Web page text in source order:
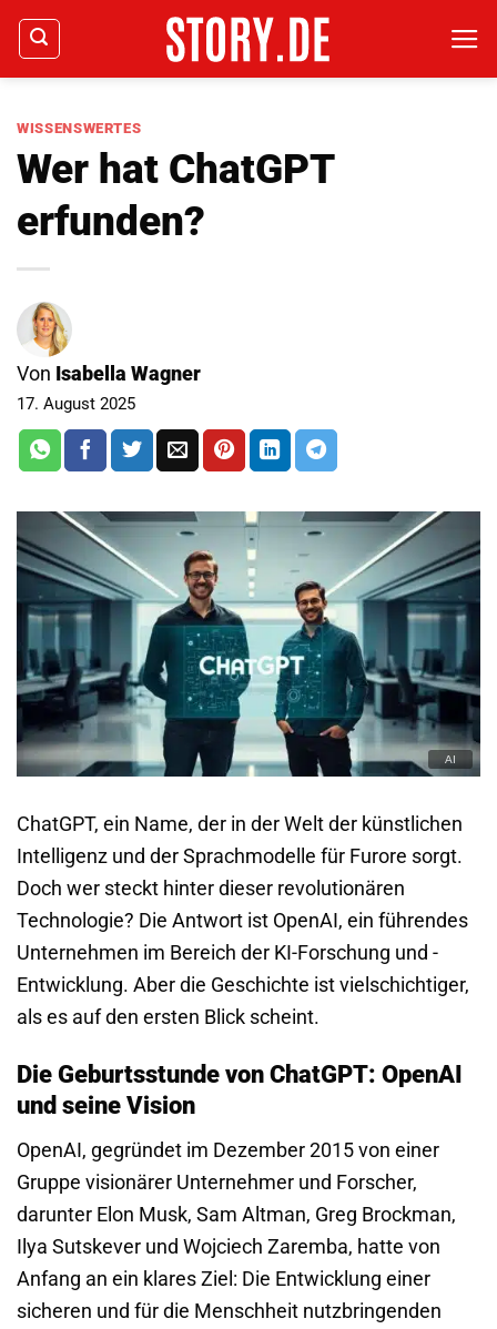
Zum
Inhalt
springen
WISSENSWERTES
Wer hat ChatGPT
erfunden?
Von Isabella Wagner
17. August 2025
ChatGPT, ein Name, der in der Welt der künstlichen
Intelligenz und der Sprachmodelle für Furore sorgt.
Doch wer steckt hinter dieser revolutionären
Technologie? Die Antwort ist OpenAI, ein führendes
Unternehmen im Bereich der KI-Forschung und -
Entwicklung. Aber die Geschichte ist vielschichtiger,
als es auf den ersten Blick scheint.
Die Geburtsstunde von ChatGPT: OpenAI
und seine Vision
OpenAI, gegründet im Dezember 2015 von einer
Gruppe visionärer Unternehmer und Forscher,
darunter Elon Musk, Sam Altman, Greg Brockman,
Ilya Sutskever und Wojciech Zaremba, hatte von
Anfang an ein klares Ziel: Die Entwicklung einer
sicheren und für die Menschheit nutzbringenden